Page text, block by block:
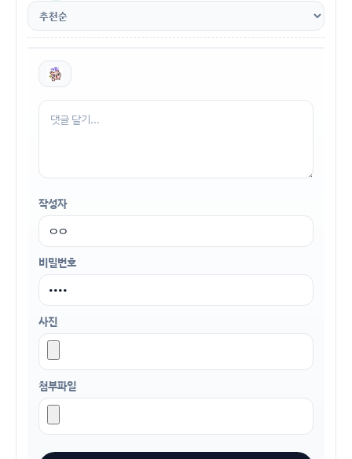
작성자
비밀번호
사진
첨부파일